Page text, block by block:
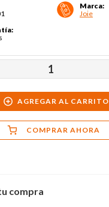
Marca:
Joie
:
AGREGAR AL CARRITO
COMPRAR AHORA
compra